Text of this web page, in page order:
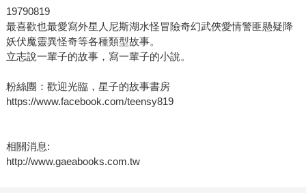
19790819
最喜歡也最愛寫外星人尼斯湖水怪冒險奇幻武俠愛情警匪懸疑降
妖伏魔靈異怪奇等各種類型故事。
立志說一輩子的故事，寫一輩子的小說。
粉絲團：歡迎光臨，星子的故事書房
https://www.facebook.com/teensy819
相關消息:
http://www.gaeabooks.com.tw